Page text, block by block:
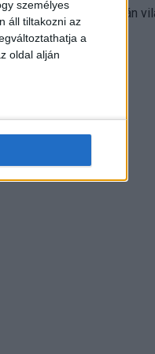
személyes
áll tiltakozni az
a
oldal alján
Electronics platformján
Leonardo...